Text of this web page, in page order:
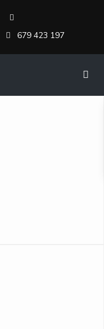
679 423 197